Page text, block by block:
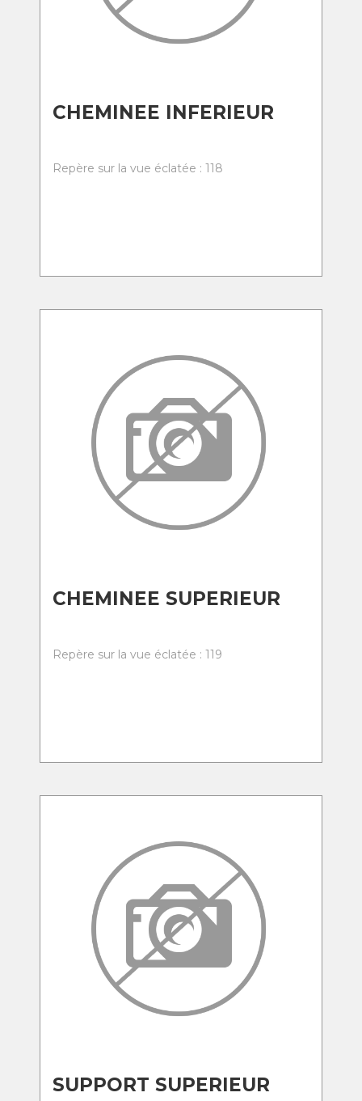
CHEMINEE INFERIEUR
Repère sur la vue éclatée : 118
CHEMINEE SUPERIEUR
Repère sur la vue éclatée : 119
SUPPORT SUPERIEUR